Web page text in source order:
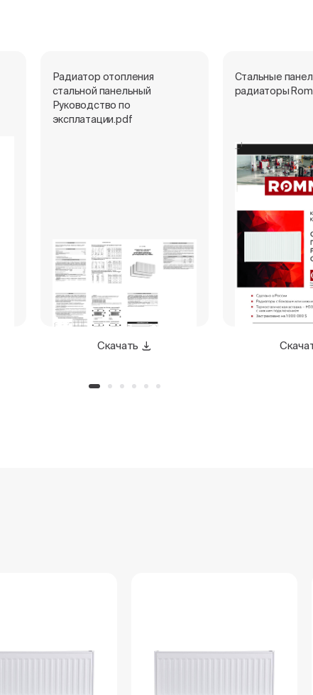
Радиатор отопления
стальной панельный
Руководство по
эксплатации.pdf
Скачать
Стальные
радиаторы